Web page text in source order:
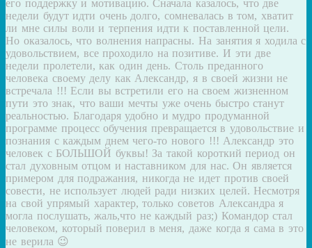
его поддержку и мотивацию. Сначала казалось, что две
недели будут идти очень долго, сомневалась в том, хватит
ли мне силы воли и терпения идти к поставленной цели.
Но оказалось, что волнения напрасны. На занятия я ходила с
удовольствием, все проходило на позитиве. И эти две
недели пролетели, как один день. Столь преданного
человека своему делу как Александр, я в своей жизни не
встречала !!! Если вы встретили его на своем жизненном
пути это знак, что ваши мечты уже очень быстро станут
реальностью. Благодаря удобно и мудро продуманной
программе процесс обучения превращается в удовольствие и
познания с каждым днем ​​чего-то нового !!! Александр это
человек с БОЛЬШОЙ буквы! За такой короткий период он
стал духовным отцом и наставником для нас. Он является
примером для подражания, никогда не идет против своей
совести, не использует людей ради низких целей. Несмотря
на свой упрямый характер, только советов Александра я
могла послушать, жаль,что не каждый раз;) Командор стал
человеком, который поверил в меня, даже когда я сама в это
не верила 😉